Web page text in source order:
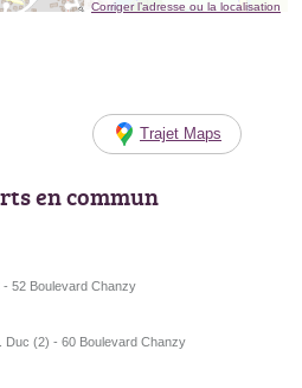
Corriger l’adresse ou la localisation
Trajet Maps
en commun
52 Boulevard Chanzy
Duc (2) - 60 Boulevard Chanzy